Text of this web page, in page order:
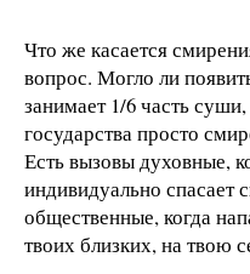
Что же касается
вопрос. Могло ли
занимает 1/6 часть
государства просто
Есть вызовы духовные,
индивидуально спасает
общественные, когда
твоих близких, на твою